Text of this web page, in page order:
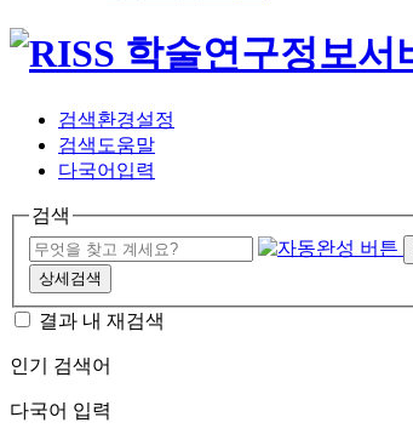
검색환경설정
검색도움말
다국어입력
검색
상세검색
결과 내 재검색
인기 검색어
다국어 입력